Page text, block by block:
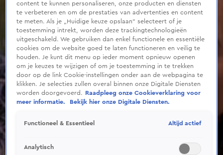
content te kunnen personaliseren, onze producten en diensten
te verbeteren en om de prestaties van advertenties en content
te meten. Als je „Huidige keuze opslaan” selecteert of je
toestemming intrekt, worden deze trackingtechnologieën
uitgeschakeld. We gebruiken dan enkel functionele en essentiële
cookies om de website goed te laten functioneren en veilig te
houden. Je kunt dit menu op ieder moment opnieuw openen
om je keuzes te wijzigen of om je toestemming in te trekken
door op de link Cookie-instellingen onder aan de webpagina te
klikken. Je selecties zullen overal binnen onze Digitale Diensten
worden doorgevoerd.
Raadpleeg onze Cookieverklaring voor
meer informatie.
Bekijk hier onze Digitale Diensten.
Functioneel & Essentieel Altijd actief
Analytisch